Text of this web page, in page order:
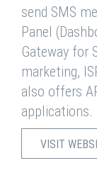
send SMS
Panel
Gateway for
marketing,
also offers
applications.
VISIT